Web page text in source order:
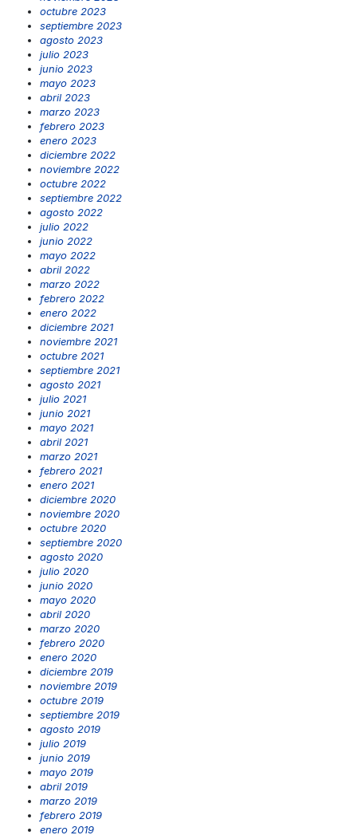
octubre 2023
septiembre 2023
agosto 2023
julio 2023
junio 2023
mayo 2023
abril 2023
marzo 2023
febrero 2023
enero 2023
diciembre 2022
noviembre 2022
octubre 2022
septiembre 2022
agosto 2022
julio 2022
junio 2022
mayo 2022
abril 2022
marzo 2022
febrero 2022
enero 2022
diciembre 2021
noviembre 2021
octubre 2021
septiembre 2021
agosto 2021
julio 2021
junio 2021
mayo 2021
abril 2021
marzo 2021
febrero 2021
enero 2021
diciembre 2020
noviembre 2020
octubre 2020
septiembre 2020
agosto 2020
julio 2020
junio 2020
mayo 2020
abril 2020
marzo 2020
febrero 2020
enero 2020
diciembre 2019
noviembre 2019
octubre 2019
septiembre 2019
agosto 2019
julio 2019
junio 2019
mayo 2019
abril 2019
marzo 2019
febrero 2019
enero 2019